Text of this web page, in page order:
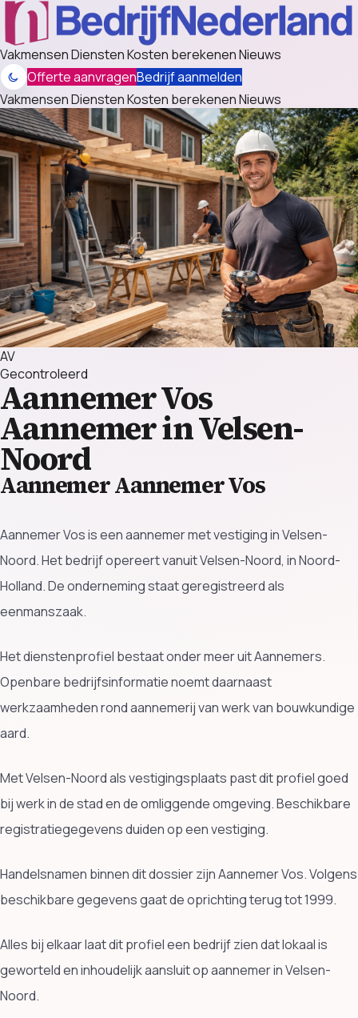
VakmensenDienstenKosten berekenenNieuws
Offerte aanvragenBedrijf aanmelden
VakmensenDienstenKosten berekenenNieuws
AV
Gecontroleerd
Aannemer Vos
Aannemer in Velsen-
Noord
Aannemer Aannemer Vos
Aannemer Vos is een aannemer met vestiging in Velsen-
Noord. Het bedrijf opereert vanuit Velsen-Noord, in Noord-
Holland. De onderneming staat geregistreerd als
eenmanszaak.
Het dienstenprofiel bestaat onder meer uit Aannemers.
Openbare bedrijfsinformatie noemt daarnaast
werkzaamheden rond aannemerij van werk van bouwkundige
aard.
Met Velsen-Noord als vestigingsplaats past dit profiel goed
bij werk in de stad en de omliggende omgeving. Beschikbare
registratiegegevens duiden op een vestiging.
Handelsnamen binnen dit dossier zijn Aannemer Vos. Volgens
beschikbare gegevens gaat de oprichting terug tot 1999.
Alles bij elkaar laat dit profiel een bedrijf zien dat lokaal is
geworteld en inhoudelijk aansluit op aannemer in Velsen-
Noord.